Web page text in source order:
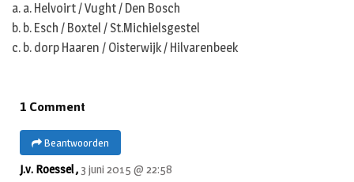
a. a. Helvoirt / Vught / Den Bosch
b. b. Esch / Boxtel / St.Michielsgestel
c. b. dorp Haaren / Oisterwijk / Hilvarenbeek
1 Comment
Beantwoorden
J.v. Roessel , 3 juni 2015 @ 22:58